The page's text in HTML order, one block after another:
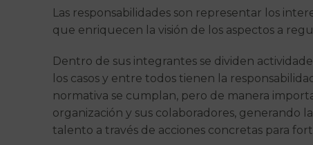
Las responsabilidades son representar los
que enriquecen la visión de los aspectos a
Dentro de sus integrantes se dividen
los casos y entre todos tienen la
normativa se cumplan, pero de manera
organización y sus colaboradores, generando
talento a través de acciones concretas para